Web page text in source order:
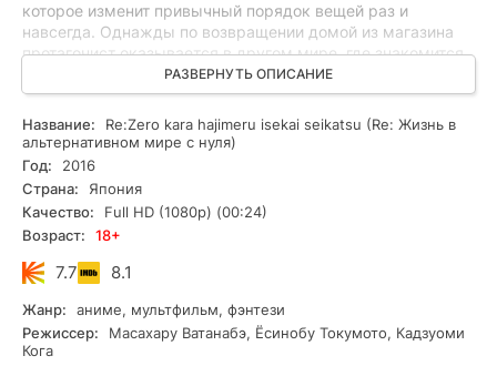
которое изменит привычный порядок вещей раз и
навсегда. Однажды по возвращении домой из магазина
протагонист оказывается в другом мире, где знакомится
с прекрасной девушкой-эльфийкой Сателлой. Новые
знакомые сталкиваются с группой преступников и
погибают. Позже Субару приходит в себя и понимает, что
он снова оказался в другом измерении. Ему удаётся
найти подругу, которая также пережила такое астральное
путешествие. Ключевые персонажи выясняют, что им
предстоит выполнить очень ответственную задачу.
Необходимо защитить их новую сказочную страну от
нападения различных злых сверхсущностей.
РАЗВЕРНУТЬ ОПИСАНИЕ
Название:
Re:Zero kara hajimeru isekai seikatsu (Re: Жизнь в
альтернативном мире с нуля)
Год:
2016
Страна:
Япония
Качество:
Full HD (1080p) (00:24)
Возраст:
18+
7.7 8.1
Жанр:
аниме, мультфильм, фэнтези
Режиссер:
Масахару Ватанабэ, Ёсинобу Токумото, Кадзуоми
Кога